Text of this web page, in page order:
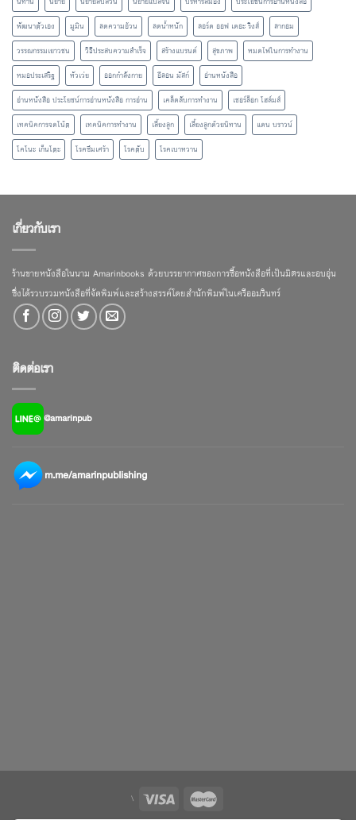
พัฒนาตัวเอง
มูมิน ลดความอ้วน ลดน้ำหนัก ลอร์ด ออฟ เดอะ ริงส์
ลากอม
วรรณกรรมเยาวชน
วิธีประสบความสำเร็จ สร้างแบรนด์ สุขภาพ
หมดไฟในการทำงาน
หมอประเสริฐ
หัวเว่ย ออกกำลังกาย อีลอน มัสก์
อ่านหนังสือ
อ่านหนังสือ ประโยชน์การอ่านหนังสือ การอ่าน
เคล็ดลับการทำงาน
เชอร์ล็อก โฮล์มส์
เทคนิคการจดโน้ต
เทคนิคการทำงาน เลี้ยงลูก เลี้ยงลูกด้วยนิทาน
แดน บราวน์
โคโนะ เก็นโตะ
โรคซึมเศร้า โรคตับ โรคเบาหวาน
เกี่ยวกับเรา
ร้านขายหนังสือในนาม Amarinbooks ด้วยบรรยากาศของการซื้อหนังสือที่เป็นมิตรและอบอุ่น
ซึ่งได้รวบรวมหนังสือที่จัดพิมพ์และสร้างสรรค์โดยสำนักพิมพ์ในเครืออมรินทร์
ติดต่อเรา
@amarinpub
m.me/amarinpublishing
\